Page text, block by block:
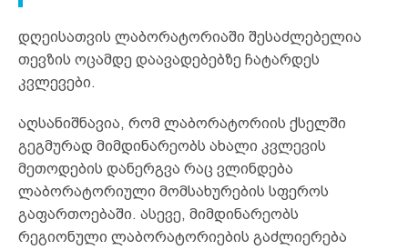
დღეისათვის ლაბორატორიაში შესაძლებელია
თევზის ოცამდე დაავადებებზე ჩატარდეს
კვლევები.
აღსანიშნავია, რომ ლაბორატორიის ქსელში
გეგმურად მიმდინარეობს ახალი კვლევის
მეთოდების დანერგვა რაც ვლინდება
ლაბორატორიული მომსახურების სფეროს
გაფართოებაში. ასევე, მიმდინარეობს
რეგიონული ლაბორატორიების გაძლიერება